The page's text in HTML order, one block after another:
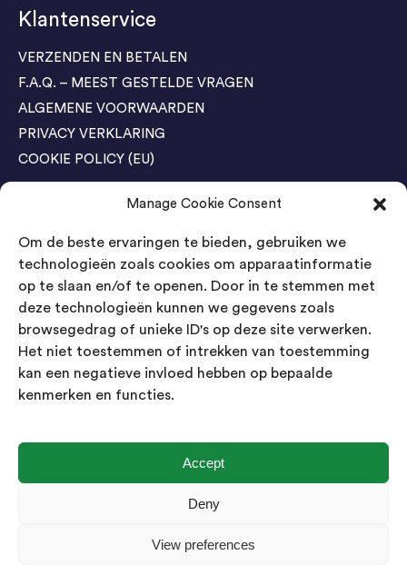
Manage Cookie Consent
Om de beste ervaringen te bieden, gebruiken we
technologieën zoals cookies om apparaatinformatie
op te slaan en/of te openen. Door in te stemmen met
deze technologieën kunnen we gegevens zoals
browsegedrag of unieke ID's op deze site verwerken.
Het niet toestemmen of intrekken van toestemming
kan een negatieve invloed hebben op bepaalde
kenmerken en functies.
Accept
Deny
View preferences
Klantenservice
VERZENDEN EN BETALEN
F.A.Q. – MEEST GESTELDE VRAGEN
ALGEMENE VOORWAARDEN
PRIVACY VERKLARING
COOKIE POLICY (EU)
Agenda Trade Shows
04-05 November / SVG FAIR Winterswijk
Bestel GRATIS kaarten
Bestel GRATIS kaarten
Contact
Showroom geopend op afspraak
info@landsmeerinternational.com